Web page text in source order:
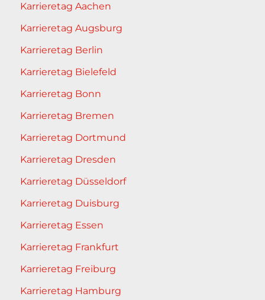
Karrieretag Aachen
Karrieretag Augsburg
Karrieretag Berlin
Karrieretag Bielefeld
Karrieretag Bonn
Karrieretag Bremen
Karrieretag Dortmund
Karrieretag Dresden
Karrieretag Düsseldorf
Karrieretag Duisburg
Karrieretag Essen
Karrieretag Frankfurt
Karrieretag Freiburg
Karrieretag Hamburg